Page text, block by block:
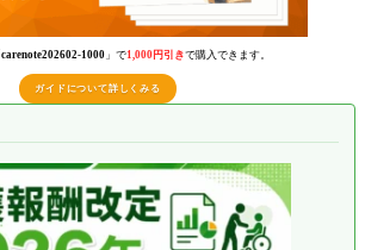
carenote202602-1000 」で1,000円引きで購入できます。
ガイドについて詳しくみる